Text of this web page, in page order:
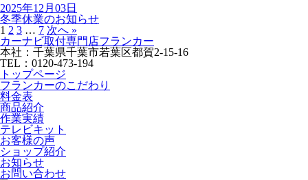
2025年12月03日
冬季休業のお知らせ
1 2 3 … 7 次へ »
カーナビ取付専⾨店フランカー
本社：千葉県千葉市若葉区都賀2-15-16
TEL：0120-473-194
トップページ
フランカーのこだわり
料金表
商品紹介
作業実績
テレビキット
お客様の声
ショップ紹介
お知らせ
お問い合わせ